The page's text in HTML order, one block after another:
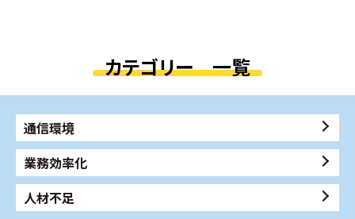
カテゴリー 一覧
通信環境
業務効率化
人材不足